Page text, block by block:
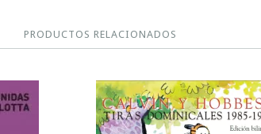
PRODUCTOS RELACIONADOS